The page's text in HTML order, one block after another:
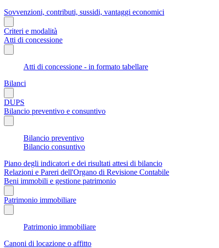
Sovvenzioni, contributi, sussidi, vantaggi economici
Criteri e modalità
Atti di concessione
Atti di concessione - in formato tabellare
Bilanci
DUPS
Bilancio preventivo e consuntivo
Bilancio preventivo
Bilancio consuntivo
Piano degli indicatori e dei risultati attesi di bilancio
Relazioni e Pareri dell'Organo di Revisione Contabile
Beni immobili e gestione patrimonio
Patrimonio immobiliare
Patrimonio immobiliare
Canoni di locazione o affitto